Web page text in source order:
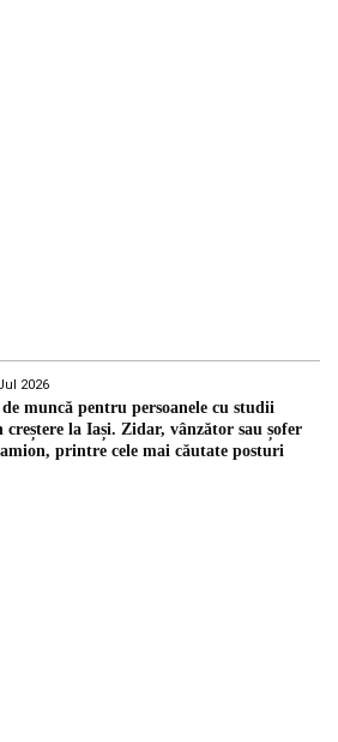
2026
muncă pentru persoanele cu studii
creștere la Iași. Zidar, vânzător sau șofer
printre cele mai căutate posturi